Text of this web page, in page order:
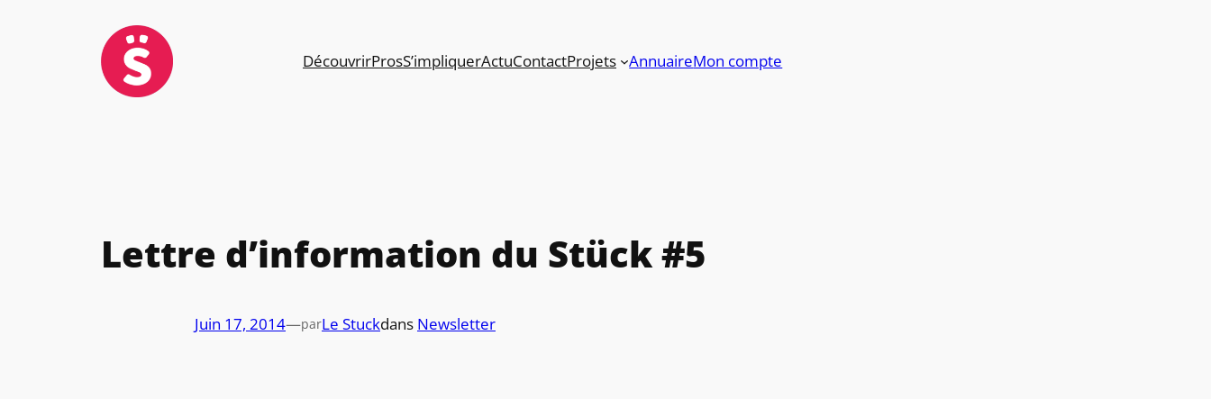
DécouvrirProsS’impliquerActuContactProjets AnnuaireMon compte
Lettre d’information du Stück #5
Juin 17, 2014—parLe Stuckdans Newsletter